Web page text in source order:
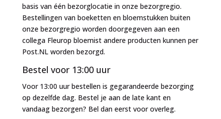
basis van één bezorglocatie in onze bezorgregio.
Bestellingen van boeketten en bloemstukken buiten
onze bezorgregio worden doorgegeven aan een
collega Fleurop bloemist andere producten kunnen per
Post.NL worden bezorgd.
Bestel voor 13:00 uur
Voor 13:00 uur bestellen is gegarandeerde bezorging
op dezelfde dag. Bestel je aan de late kant en
vandaag bezorgen? Bel dan eerst voor overleg.